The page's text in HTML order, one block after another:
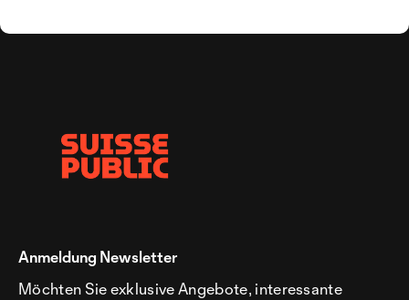
Anmeldung Newsletter
Möchten Sie exklusive Angebote, interessante